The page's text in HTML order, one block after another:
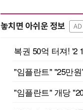
놓치면 아쉬운 정보 AD